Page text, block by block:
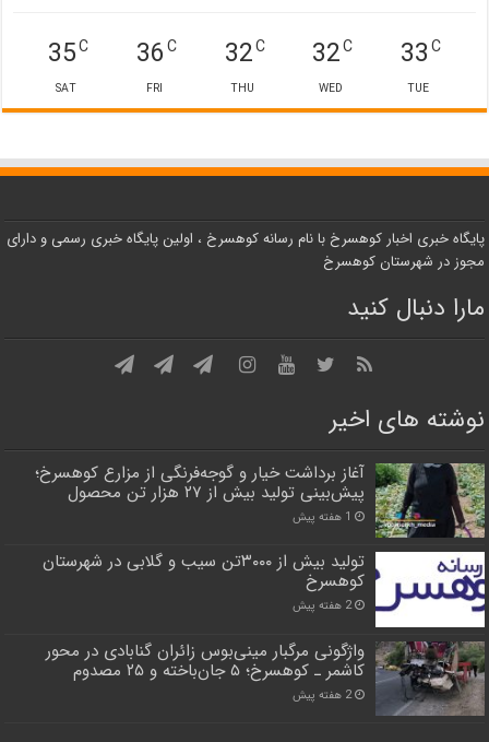
33C
TUE
32C
WED
32C
THU
36C
FRI
35C
SAT
پایگاه خبری اخبار کوهسرخ با نام رسانه کوهسرخ ، اولین پایگاه خبری رسمی و دارای
مجوز در شهرستان کوهسرخ
مارا دنبال کنید
نوشته های اخیر
آغاز برداشت خیار و گوجه‌فرنگی از مزارع کوهسرخ؛
پیش‌بینی تولید بیش از ۲۷ هزار تن محصول
1 هفته پیش
تولید بیش از ۳۰۰۰تن سیب و گلابی در شهرستان
کوهسرخ
2 هفته پیش
واژگونی مرگبار مینی‌بوس زائران گنابادی در محور
کاشمر ـ کوهسرخ؛ ۵ جان‌باخته و ۲۵ مصدوم
2 هفته پیش